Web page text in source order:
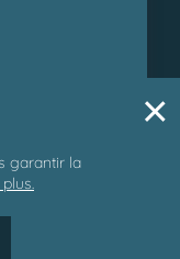
garantir la
×
réservés.